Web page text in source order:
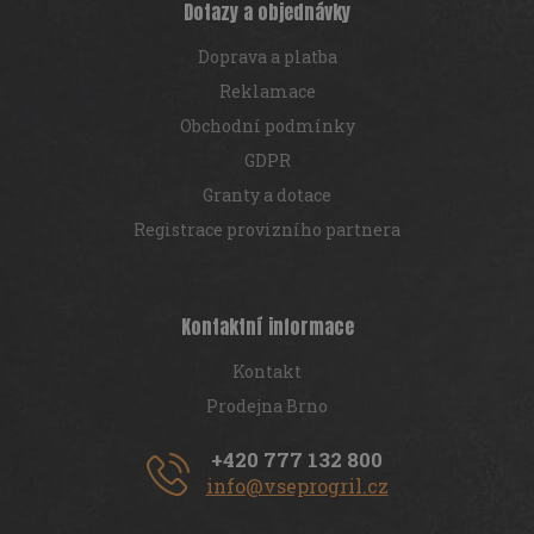
Dotazy a objednávky
Doprava a platba
Reklamace
Obchodní podmínky
GDPR
Granty a dotace
Registrace provizního partnera
Kontaktní informace
Kontakt
Prodejna Brno
+420 777 132 800
info@vseprogril.cz